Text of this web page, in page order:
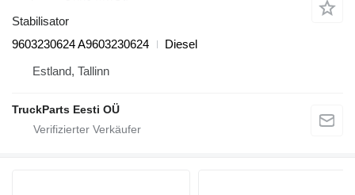
Stabilisator
9603230624 A9603230624
Diesel
Estland, Tallinn
TruckParts Eesti OÜ